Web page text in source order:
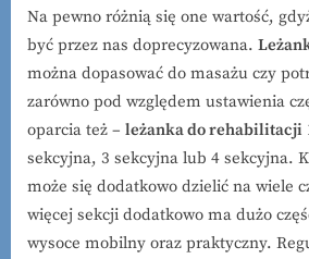
Na pewno różnią się one wartość,
być przez nas doprecyzowana.
można dopasować do masażu czy
zarówno pod względem ustawienia
oparcia też – leżanka do rehabilitacji
sekcyjna, 3 sekcyjna lub 4 sekcyjna.
może się dodatkowo dzielić na wiele
więcej sekcji dodatkowo ma dużo
wysoce mobilny oraz praktyczny.